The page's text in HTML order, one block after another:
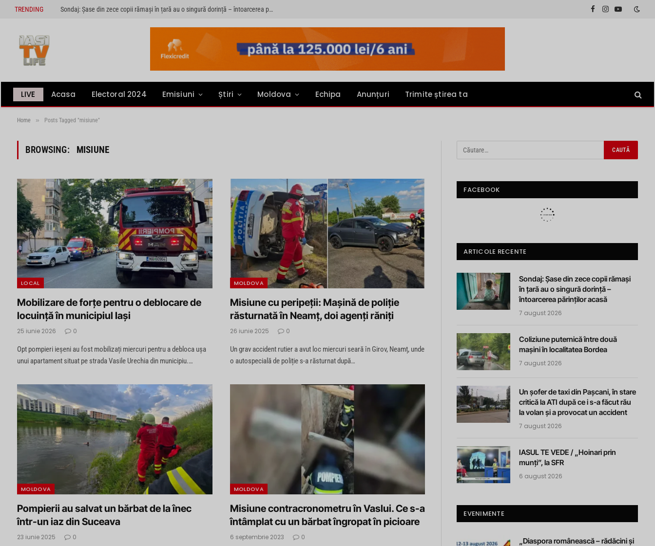
TRENDING Sondaj: Șase din zece copii rămași în țară au o singură dorință – întoarcerea părinților acasă
Facebook
InstagramYouTube
LIVE Acasa Electoral 2024 Emisiuni Știri Moldova Echipa Anunțuri Trimite știrea ta
Home » Posts Tagged "misiune"
BROWSING: MISIUNE
LOCAL
Mobilizare de forțe pentru o deblocare de
locuință în municipiul Iași
25 iunie 2026 0
Opt pompieri ieșeni au fost mobilizați miercuri pentru a debloca ușa
unui apartament situat pe strada Vasile Urechia din municipiu.…
MOLDOVA
Misiune cu peripeții: Mașină de poliție
răsturnată în Neamț, doi agenți răniți
26 iunie 2025 0
Un grav accident rutier a avut loc miercuri seară în Girov, Neamț, unde
o autospecială de poliție s-a răsturnat după…
MOLDOVA
Pompierii au salvat un bărbat de la înec
într-un iaz din Suceava
23 iunie 2025 0
MOLDOVA
Misiune contracronometru în Vaslui. Ce s-a
întâmplat cu un bărbat îngropat în picioare
6 septembrie 2023 0
FACEBOOK
ARTICOLE RECENTE
Sondaj: Șase din zece copii rămași
în țară au o singură dorință –
întoarcerea părinților acasă
7 august 2026
Coliziune puternică între două
mașini în localitatea Bordea
7 august 2026
Un șofer de taxi din Pașcani, în stare
critică la ATI după ce i s-a făcut rău
la volan și a provocat un accident
7 august 2026
IASUL TE VEDE / „Hoinari prin
munți”, la SFR
6 august 2026
EVENIMENTE
„Diaspora românească – rădăcini și